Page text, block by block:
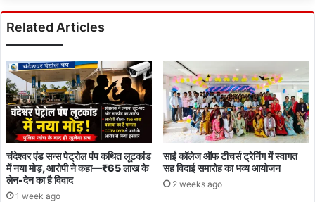
ग्रेजुएट
तक
आवेदन
करें
Related Articles
चंदेश्वर एंड सन्स पेट्रोल पंप कथित लूटकांड
में नया मोड़, आरोपी ने कहा—₹65 लाख के
लेन-देन का है विवाद
1 week ago
साईं कॉलेज ऑफ टीचर्स ट्रेनिंग में स्वागत
सह विदाई समारोह का भव्य आयोजन
2 weeks ago